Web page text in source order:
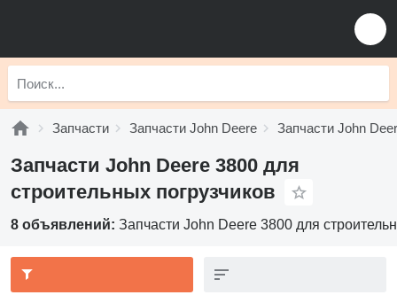
Запчасти Запчасти John Deere Запчасти John
Запчасти John Deere 3800 для
строительных погрузчиков
8 объявлений: Запчасти John Deere 3800 для